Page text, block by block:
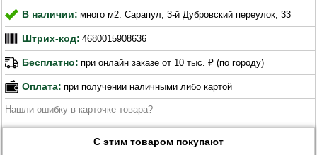
В наличии: много м2. Сарапул, 3-й Дубровский переулок, 33
Штрих-код: 4680015908636
Бесплатно: при онлайн заказе от 10 тыс. ₽ (по городу)
Оплата: при получении наличными либо картой
Нашли ошибку в карточке товара?
С этим товаром покупают